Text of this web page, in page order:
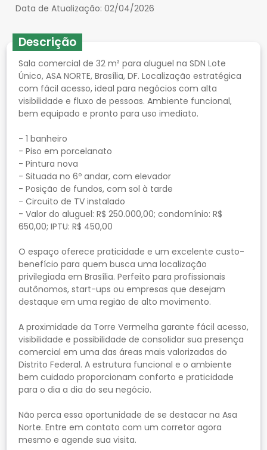
Data de Atualização: 02/04/2026
Descrição
Sala comercial de 32 m² para aluguel na SDN Lote
Único, ASA NORTE, Brasília, DF. Localização estratégica
com fácil acesso, ideal para negócios com alta
visibilidade e fluxo de pessoas. Ambiente funcional,
bem equipado e pronto para uso imediato.
- 1 banheiro
- Piso em porcelanato
- Pintura nova
- Situada no 6º andar, com elevador
- Posição de fundos, com sol à tarde
- Circuito de TV instalado
- Valor do aluguel: R$ 250.000,00; condomínio: R$
650,00; IPTU: R$ 450,00
O espaço oferece praticidade e um excelente custo-
benefício para quem busca uma localização
privilegiada em Brasília. Perfeito para profissionais
autônomos, start-ups ou empresas que desejam
destaque em uma região de alto movimento.
A proximidade da Torre Vermelha garante fácil acesso,
visibilidade e possibilidade de consolidar sua presença
comercial em uma das áreas mais valorizadas do
Distrito Federal. A estrutura funcional e o ambiente
bem cuidado proporcionam conforto e praticidade
para o dia a dia do seu negócio.
Não perca essa oportunidade de se destacar na Asa
Norte. Entre em contato com um corretor agora